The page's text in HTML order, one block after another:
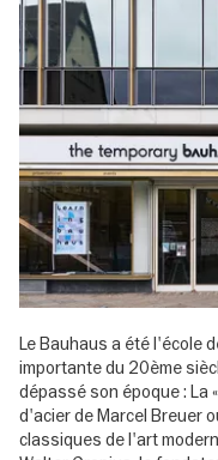
Le Bauhaus a été l'école
importante du 20ème
dépassé son époque : La
d'acier de Marcel Breuer
classiques de l'art